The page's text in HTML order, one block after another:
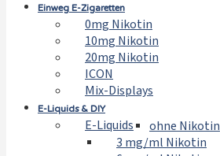
Einweg E-Zigaretten
0mg Nikotin
10mg Nikotin
20mg Nikotin
ICON
Mix-Displays
E-Liquids & DIY
E-Liquids
ohne Nikotin
3 mg/ml Nikotin